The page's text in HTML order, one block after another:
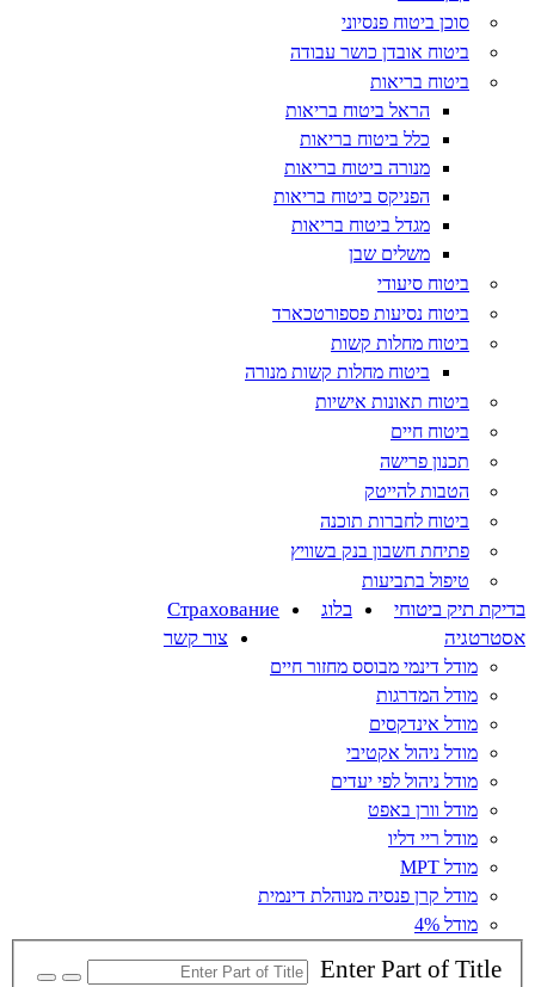
סוכן ביטוח פנסיוני
ביטוח אובדן כושר עבודה
ביטוח בריאות
הראל ביטוח בריאות
כלל ביטוח בריאות
מנורה ביטוח בריאות
הפניקס ביטוח בריאות
מגדל ביטוח בריאות
משלים שבן
ביטוח סיעודי
ביטוח נסיעות פספורטכארד
ביטוח מחלות קשות
ביטוח מחלות קשות מנורה
ביטוח תאונות אישיות
ביטוח חיים
תכנון פרישה
הטבות להייטק
ביטוח לחברות תוכנה
פתיחת חשבון בנק בשוויץ
טיפול בתביעות
בדיקת תיק ביטוחי בלוג
Страхование
אסטרטגיה
מודל דינמי מבוסס מחזור חיים
מודל המדרגות
מודל אינדקסים
מודל ניהול אקטיבי
מודל ניהול לפי יעדים
מודל וורן באפט
מודל ריי דליו
מודל MPT
מודל קרן פנסיה מנוהלת דינמית
מודל 4%
צור קשר
Enter Part of Title